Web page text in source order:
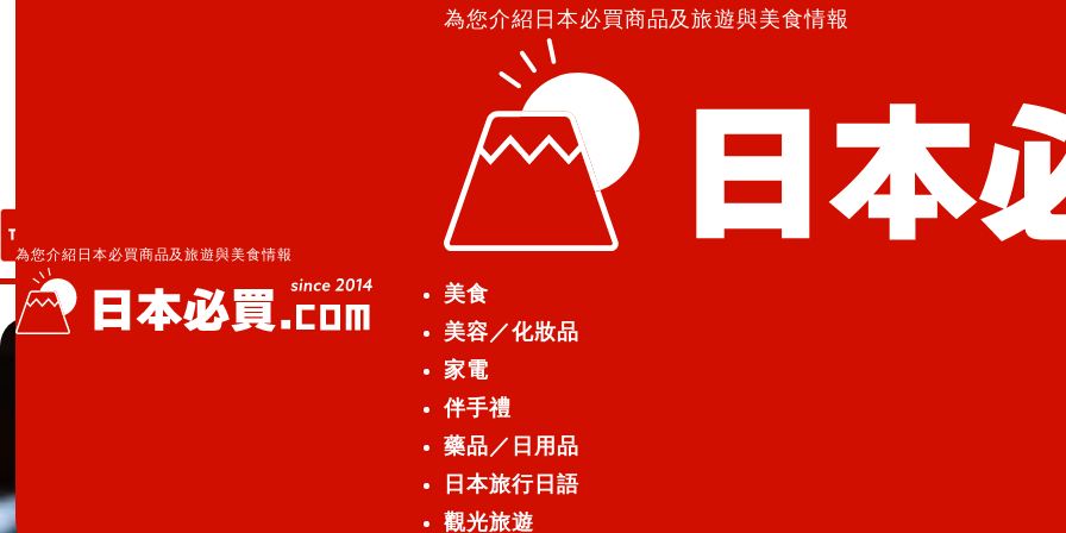
為您介紹日本必買商品及旅遊與美食情報
為您介紹日本必買商品及旅遊與美食情報
美食
美容／化妝品
家電
伴手禮
藥品／日用品
日本旅行日語
觀光旅遊
Belle de Sucre